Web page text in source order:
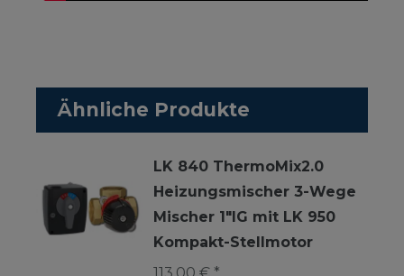
Ähnliche Produkte
LK 840 ThermoMix2.0
Heizungsmischer 3-Wege
Mischer 1"IG mit LK 950
Kompakt-Stellmotor